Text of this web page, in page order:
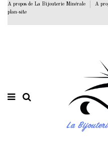
A propos de La Bijouterie Minérale
A
plan-site